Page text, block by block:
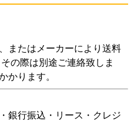
またはメーカーにより送料
の際は別途ご連絡致しま
かります。
銀行振込・リース・クレジ